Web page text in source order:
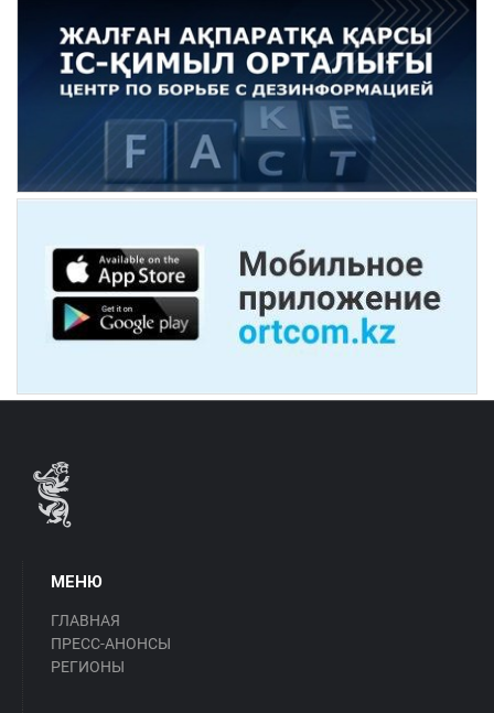
МЕНЮ
ГЛАВНАЯ
ПРЕСС-АНОНСЫ
РЕГИОНЫ